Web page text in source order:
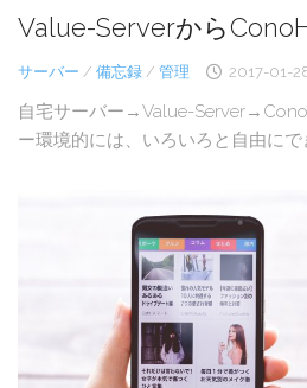
Value-Serverから
サーバー / 備忘録 / 管理 2017-01-
自宅サーバー→Value-
ー環境的には、いろいろと自由に